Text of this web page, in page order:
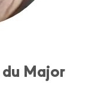
du Major